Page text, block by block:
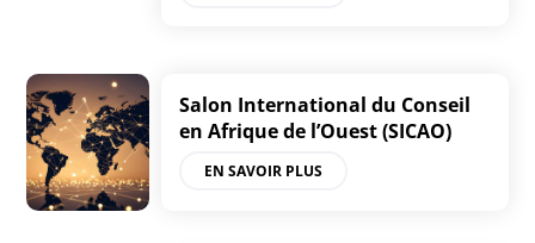
Salon International du Conseil
en Afrique de l’Ouest (SICAO)
EN SAVOIR PLUS